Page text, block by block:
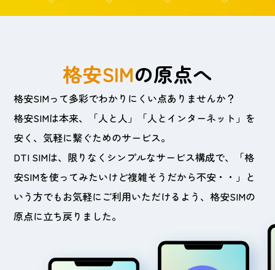
格安SIMの原点へ
格安SIMって多彩でわかりにくい点ありませんか？
格安SIMは本来、「人と人」「人とインターネット」を
安く、気軽に繋ぐためのサービス。
DTI SIMは、限りなくシンプルなサービス構成で、「格
安SIMを使ってみたいけど複雑そうだから不安・・」と
いう方でもお気軽にご利用いただけるよう、格安SIMの
原点に立ち戻りました。